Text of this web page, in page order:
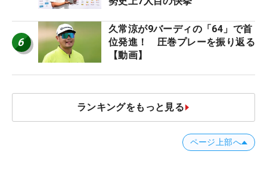
6
久常涼が9バーディの「64」で首
位発進！ 圧巻プレーを振り返る
【動画】
ランキングをもっと見る
ページ上部へ